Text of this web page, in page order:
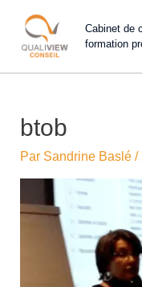
Cabinet de
formation
btob
Par Sandrine Baslé /